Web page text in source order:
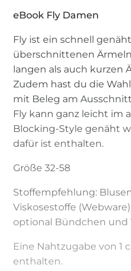
eBook Fly Damen
Fly ist ein schnell
überschnittenen
langen als auch kurzen
Zudem hast du die
mit Beleg am
Fly kann ganz leicht im
Blocking-Style genäht
dafür ist enthalten.
Größe 32-58
Stoffempfehlung:
Viskosestoffe
optional Bündchen und
Eine Nahtzugabe von 1
enthalten.